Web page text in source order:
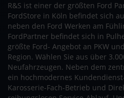
R&S ist einer der größten Ford
FordStore in Köln befindet sich
neben den Ford Werken am
FordPartner befindet sich in
größte Ford- Angebot an PKW
Region. Wählen Sie aus über
Neufahrzeugen. Neben dem
ein hochmodernes
Karosserie-Fach-Betrieb und